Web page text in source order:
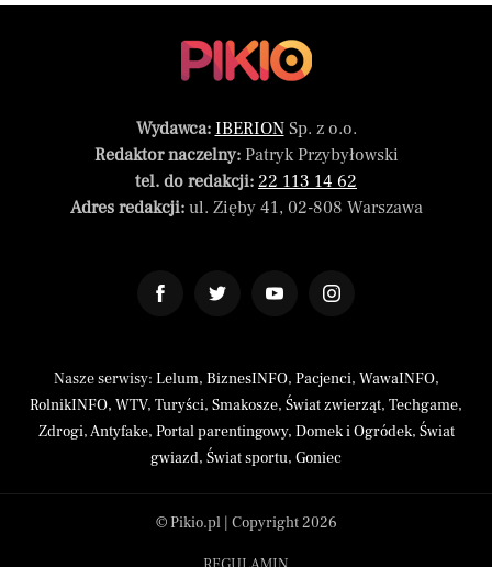
Wydawca: IBERIONSp. z o.o.
Redaktor naczelny:Patryk Przybyłowski
tel. do redakcji: 22 113 14 62
Adres redakcji:ul. Zięby 41, 02-808 Warszawa
Nasze serwisy: Lelum, BiznesINFO, Pacjenci, WawaINFO,
RolnikINFO, WTV, Turyści, Smakosze, Świat zwierząt, Techgame,
Zdrogi,Antyfake, Portal parentingowy, Domek i Ogródek, Świat
gwiazd, Świat sportu, Goniec
© Pikio.pl | Copyright 2026